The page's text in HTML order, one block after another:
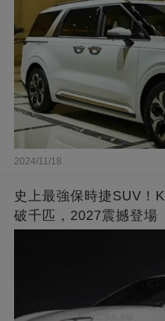
2024/11/18
史上最強保時捷SUV！
破千匹，2027震撼登場